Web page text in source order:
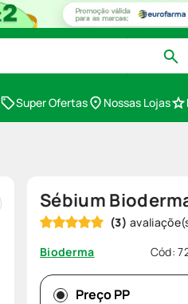
Super Ofertas Nossas Lojas
Sébium
(3)
Bioderma
Cód:
Preço PP